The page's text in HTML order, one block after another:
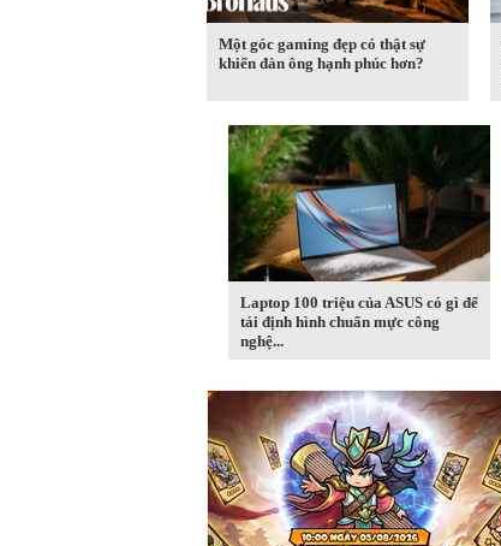
Một góc gaming đẹp có thật sự
khiến đàn ông hạnh phúc hơn?
Laptop 100 triệu của ASUS có gì để
tái định hình chuẩn mực công
nghệ...